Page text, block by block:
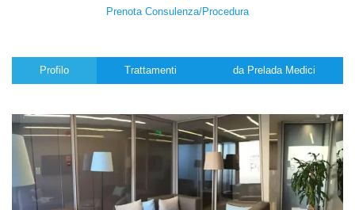
Prenota Consulenza/Procedura
Profilo Trattamenti da Prelada Medici